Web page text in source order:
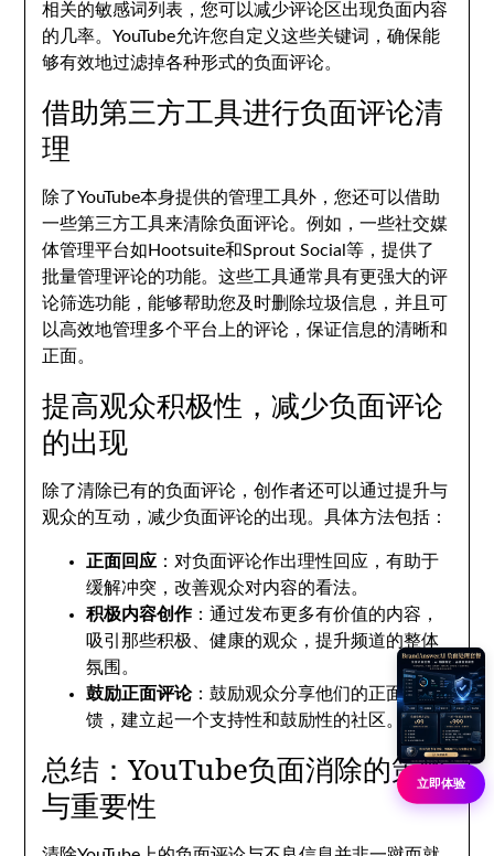
相关的敏感词列表，您可以减少评论区出现负面内容
的几率。YouTube允许您自定义这些关键词，确保能
够有效地过滤掉各种形式的负面评论。
借助第三方工具进行负面评论清
理
除了YouTube本身提供的管理工具外，您还可以借助
一些第三方工具来清除负面评论。例如，一些社交媒
体管理平台如Hootsuite和Sprout Social等，提供了
批量管理评论的功能。这些工具通常具有更强大的评
论筛选功能，能够帮助您及时删除垃圾信息，并且可
以高效地管理多个平台上的评论，保证信息的清晰和
正面。
提高观众积极性，减少负面评论
的出现
除了清除已有的负面评论，创作者还可以通过提升与
观众的互动，减少负面评论的出现。具体方法包括：
正面回应 ：对负面评论作出理性回应，有助于
缓解冲突，改善观众对内容的看法。
积极内容创作：通过发布更多有价值的内容，
吸引那些积极、健康的观众，提升频道的整体
氛围。
鼓励正面评论：鼓励观众分享他们的正面反
馈，建立起一个支持性和鼓励性的社区。
总结：YouTube负面消除的策略
与重要性
立即体验